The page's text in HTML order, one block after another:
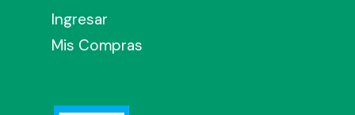
Ingresar
Mis Compras